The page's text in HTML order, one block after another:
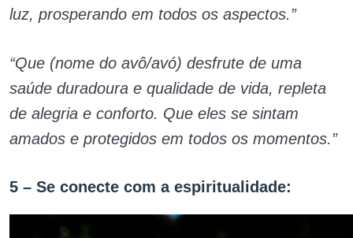
luz, prosperando em todos os aspectos.”
“Que (nome do avô/avó) desfrute de uma
saúde duradoura e qualidade de vida, repleta
de alegria e conforto. Que eles se sintam
amados e protegidos em todos os momentos.”
5 – Se conecte com a espiritualidade: